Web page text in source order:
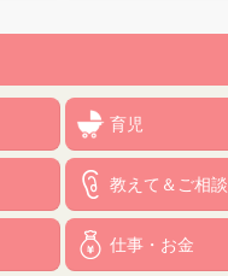
育児
教えて＆ご相談
仕事・お金